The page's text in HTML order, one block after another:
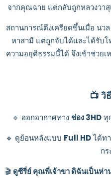
จากคุณฉาย แต่กลับถูกหลวงวา
สถานการณ์ตึงเครียดขึ้นเมื่อ น
หาสามี แต่ถูกจับได้และได้รับ
ความอยุติธรรมนี้ได้ จึงเข้าช่วย
📺 วิ
🔹 ออกอากาศทาง ช่อง 3HDทุ
🔹 ดูย้อนหลังแบบ Full HDได้ท
ก
🎬 ดูซีรี่ย์ คุณพี่เจ้าขา ดิฉันเป็นห่า